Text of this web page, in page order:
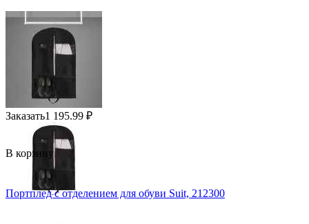
Заказать1 195.99 ₽
В корзину
Портплед с отделением для обуви Suit, 212300